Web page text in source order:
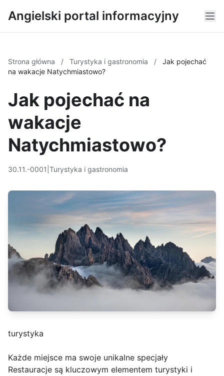
Angielski portal informacyjny
Strona główna / Turystyka i gastronomia /
Jak pojechać
na wakacje Natychmiastowo?
Jak pojechać na
wakacje
Natychmiastowo?
30.11.-0001 Turystyka i gastronomia
turystyka
Każde miejsce ma swoje unikalne specjały
Restauracje są kluczowym elementem turystyki i